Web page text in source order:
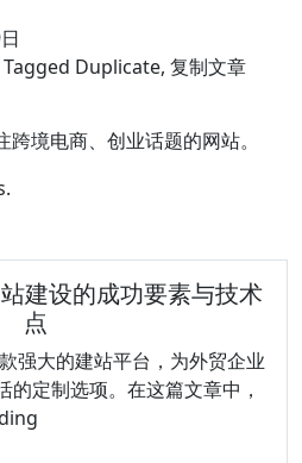
Tagged Duplicate, 复制文章
境电商、创业话题的网站。
建设的成功要素与技术
点
大的建站平台，为外贸企业
的定制选项。在这篇文章中，